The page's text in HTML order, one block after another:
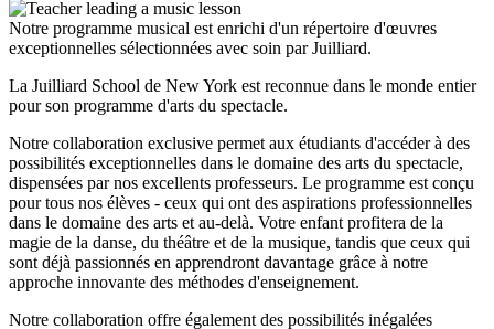
Notre programme musical est enrichi d'un répertoire d'œuvres
exceptionnelles sélectionnées avec soin par Juilliard.
La Juilliard School de New York est reconnue dans le monde entier
pour son programme d'arts du spectacle.
Notre collaboration exclusive permet aux étudiants d'accéder à des
possibilités exceptionnelles dans le domaine des arts du spectacle,
dispensées par nos excellents professeurs. Le programme est conçu
pour tous nos élèves - ceux qui ont des aspirations professionnelles
dans le domaine des arts et au-delà. Votre enfant profitera de la
magie de la danse, du théâtre et de la musique, tandis que ceux qui
sont déjà passionnés en apprendront davantage grâce à notre
approche innovante des méthodes d'enseignement.
Notre collaboration offre également des possibilités inégalées